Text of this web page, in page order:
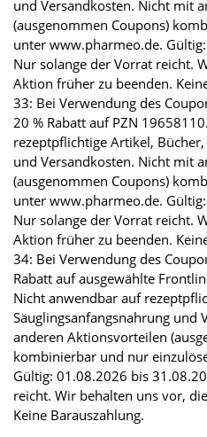
und Versandkosten. Nicht mit
(ausgenommen Coupons)
unter www.pharmeo.de.
Nur solange der Vorrat reicht.
Aktion früher zu beenden.
33: Bei Verwendung des
20 % Rabatt auf PZN
rezeptpflichtige Artikel,
und Versandkosten. Nicht mit
(ausgenommen Coupons)
unter www.pharmeo.de.
Nur solange der Vorrat reicht.
Aktion früher zu beenden.
34: Bei Verwendung des
Rabatt auf ausgewählte
Nicht anwendbar auf
Säuglingsanfangsnahrung und
anderen Aktionsvorteilen
kombinierbar und nur
Gültig: 01.08.2026 bis
reicht. Wir behalten uns vor,
Keine Barauszahlung.